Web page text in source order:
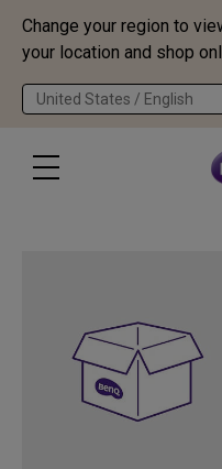
Change your region to
your location and shop
United States / English